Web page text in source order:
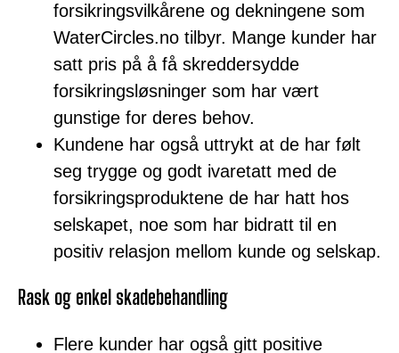
forsikringsvilkårene og dekningene som
WaterCircles.no tilbyr. Mange kunder har
satt pris på å få skreddersydde
forsikringsløsninger som har vært
gunstige for deres behov.
Kundene har også uttrykt at de har følt
seg trygge og godt ivaretatt med de
forsikringsproduktene de har hatt hos
selskapet, noe som har bidratt til en
positiv relasjon mellom kunde og selskap.
Rask og enkel skadebehandling
Flere kunder har også gitt positive